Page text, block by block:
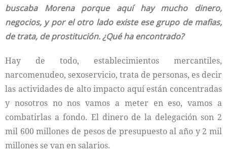
buscaba Morena porque aquí hay mucho dinero,
negocios, y por el otro lado existe ese grupo de mafias,
de trata, de prostitución. ¿Qué ha encontrado?
Hay de todo, establecimientos mercantiles,
narcomenudeo, sexoservicio, trata de personas, es decir
las actividades de alto impacto aquí están concentradas
y nosotros no nos vamos a meter en eso, vamos a
combatirlas a fondo. El dinero de la delegación son 2
mil 600 millones de pesos de presupuesto al año y 2 mil
millones se van en salarios.